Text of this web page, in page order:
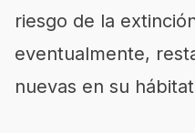
riesgo de la
eventualmente,
nuevas en su